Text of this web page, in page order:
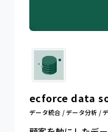
ecforce data
データ統合 / データ分析 /